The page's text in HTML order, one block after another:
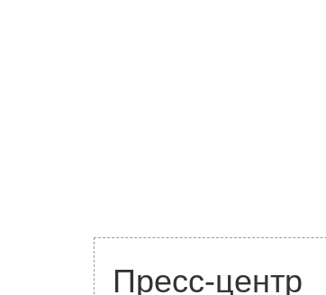
Пресс-центр